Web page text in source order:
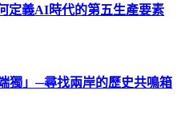
定義AI時代的第五生產要素
獨」─尋找兩岸的歷史共鳴箱